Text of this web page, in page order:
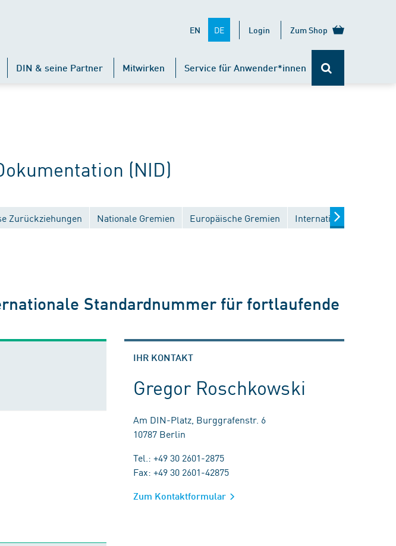
EN DE Login Zum Shop
DIN & seine Partner Mitwirken Service für Anwender*innen
(NID)
Zurückziehungen Nationale Gremien Europäische Gremien Internationale Gremien
Standardnummer für fortlaufende
IHR KONTAKT
Gregor Roschkowski
Am DIN-Platz, Burggrafenstr. 6
10787 Berlin
Tel.: +49 30 2601-2875
Fax: +49 30 2601-42875
Zum Kontaktformular